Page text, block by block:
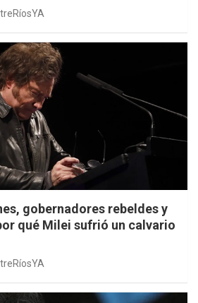
gobernadores rebeldes y
qué Milei sufrió un calvario